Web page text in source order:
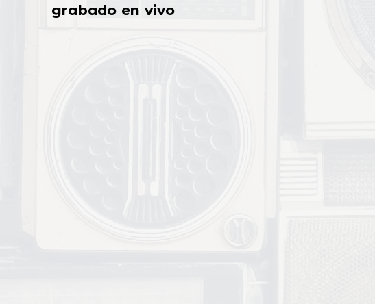
grabado en vivo